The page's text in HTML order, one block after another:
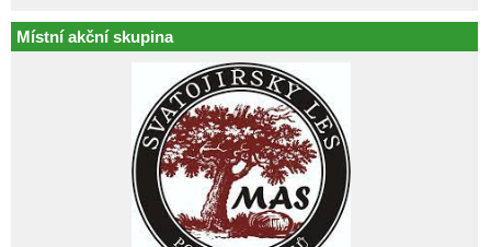
Místní akční skupina